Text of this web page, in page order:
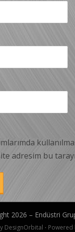
adresim bu
2026 – Endüstri
DesignOrbital ⋅ Powered